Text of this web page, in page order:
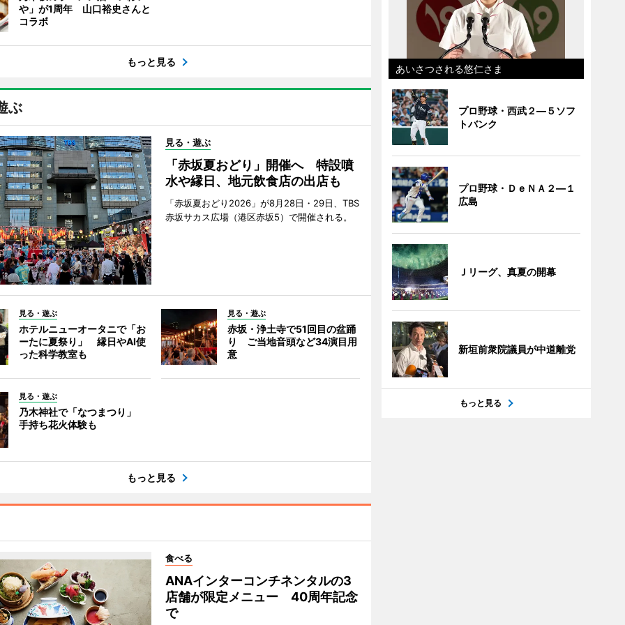
や」が1周年 山口裕史さんと
コラボ
もっと見る
ぶ
見る・遊ぶ
「赤坂夏おどり」開催へ 特設噴
水や縁日、地元飲食店の出店も
「赤坂夏おどり2026」が8月28日・29日、TBS
赤坂サカス広場（港区赤坂5）で開催される。
見る・遊ぶ
ホテルニューオータニで「お
ーたに夏祭り」 縁日やAI使
った科学教室も
見る・遊ぶ
赤坂・浄土寺で51回目の盆踊
り ご当地音頭など34演目用
意
見る・遊ぶ
乃木神社で「なつまつり」
手持ち花火体験も
もっと見る
食べる
ANAインターコンチネンタルの3
店舗が限定メニュー 40周年記念
で
あいさつされる悠仁さま
プロ野球・西武２―５ソフ
トバンク
プロ野球・ＤｅＮＡ２―１
広島
Ｊリーグ、真夏の開幕
新垣前衆院議員が中道離党
もっと見る